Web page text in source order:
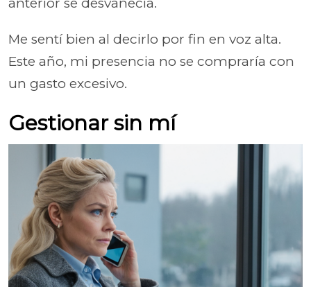
Me sentí bien al decirlo por fin en voz alta.
Este año, mi presencia no se compraría con
un gasto excesivo.
Gestionar sin mí